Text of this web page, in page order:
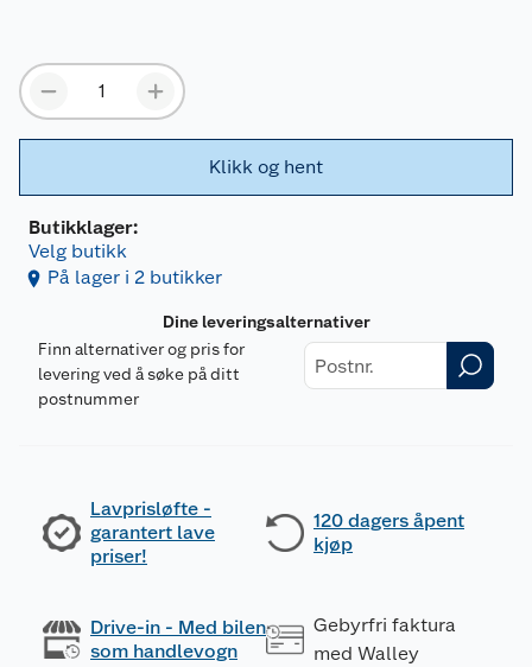
Klikk og hent
Butikklager:
Velg butikk
På lager i 2 butikker
Dine leveringsalternativer
Finn alternativer og pris for
levering ved å søke på ditt
postnummer
Lavprisløfte -
garantert lave
priser!
120 dagers åpent
kjøp
Drive-in - Med bilen
som handlevogn
Gebyrfri faktura
med Walley